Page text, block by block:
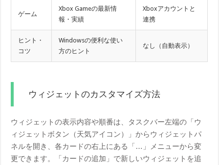
ゲーム
Xbox Gameの最新情
報・実績
Xboxアカウントと
連携
ヒント・
コツ
Windowsの便利な使い
方のヒント
なし（自動表示）
ウィジェットのカスタマイズ方法
ウィジェットの表示内容や順番は、タスクバー左端の「ウ
ィジェットボタン（天気アイコン）」からウィジェットパ
ネルを開き、各カードの右上にある「…」メニューから変
更できます。「カードの追加」で新しいウィジェットを追